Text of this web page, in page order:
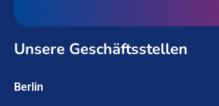
Unsere Geschäftsstellen
Berlin